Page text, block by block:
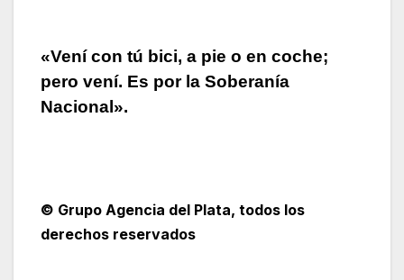
«Vení con tú bici, a pie o en coche;
pero vení. Es por la Soberanía
Nacional».
© Grupo Agencia del Plata, todos los
derechos reservados